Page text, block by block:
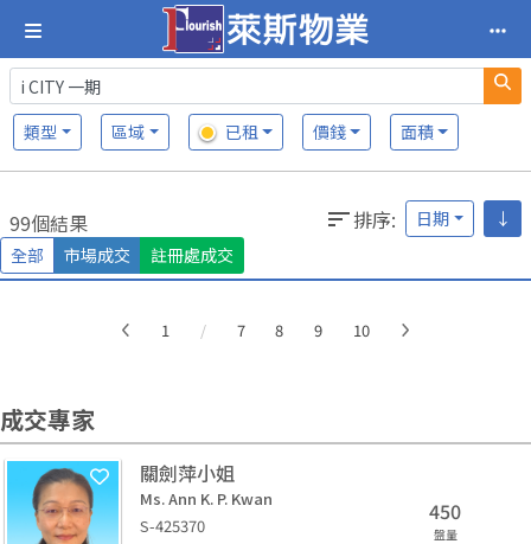
類型 區域 已租 價錢 面積
99個結果 排序: 日期
↓
全部
市場成交 註冊處成交
1 /More7 8 9 10
成交專家
關劍萍小姐
Ms. Ann K. P. Kwan
S-425370
450
盤量